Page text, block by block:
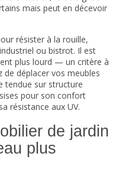
mais peut en décevoir
résister à la rouille,
ou bistrot. Il est
plus lourd — un critère à
de déplacer vos meubles
tendue sur structure
pour son confort
résistance aux UV.
de jardin
plus